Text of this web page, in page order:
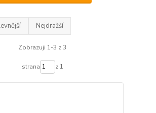
Nejdražší
Zobrazuji 1-3 z 3
strana z 1